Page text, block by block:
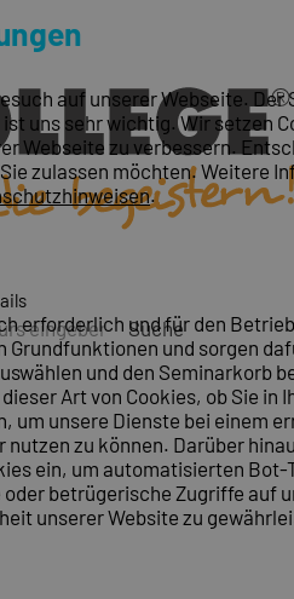
Suche
auf unserer Webseite. Der
uns sehr wichtig. Wir setzen
Webseite zu verbessern.
zulassen möchten. Weitere
.
erforderlich und für den
und sorgen
und den Seminarkorb
Art von Cookies, ob Sie in
um unsere Dienste bei einem
zu können. Darüber
ein, um automatisierten Bot-
betrügerische Zugriffe auf
unserer Website zu